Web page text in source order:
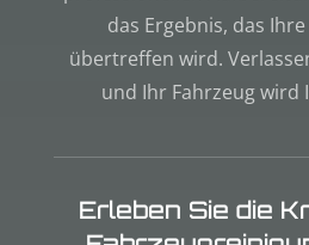
das Ergebnis, das
übertreffen wird.
und Ihr Fahrzeug wird
Erleben Sie die